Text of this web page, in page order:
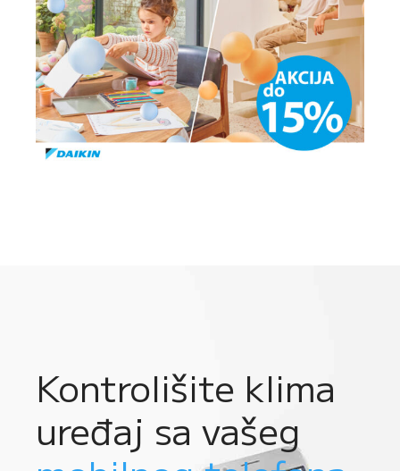
Kontrolišite klima
uređaj sa vašeg